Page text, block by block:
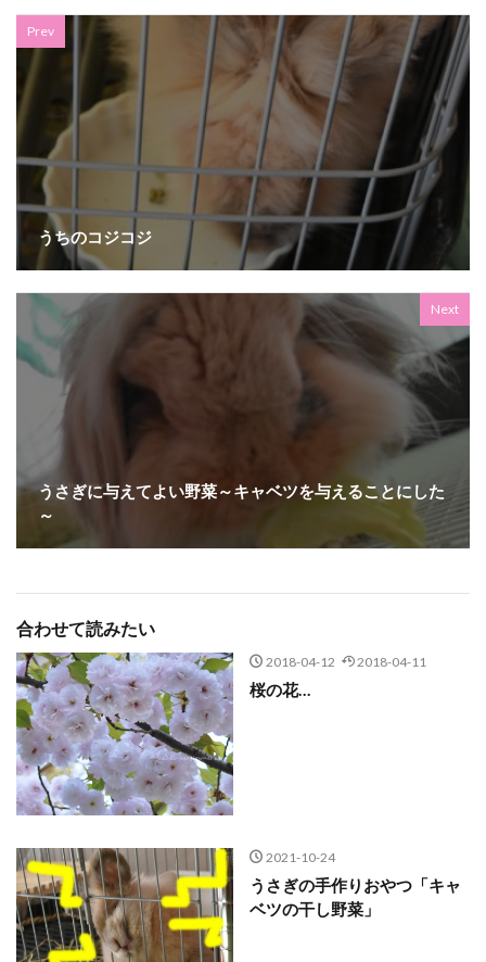
Prev
うちのコジコジ
Next
うさぎに与えてよい野菜～キャベツを与えることにした
～
合わせて読みたい
2018-04-12 2018-04-11
桜の花…
2021-10-24
うさぎの手作りおやつ「キャ
ベツの干し野菜」